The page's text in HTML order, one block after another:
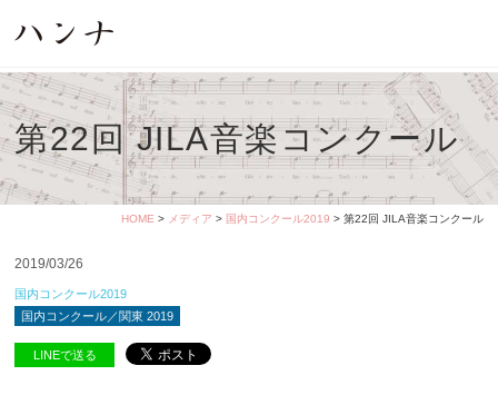
第22回 JILA音楽コンクール
HOME > メディア > 国内コンクール2019 > 第22回 JILA音楽コンクール
2019/03/26
国内コンクール2019
国内コンクール／関東 2019
LINEで送る